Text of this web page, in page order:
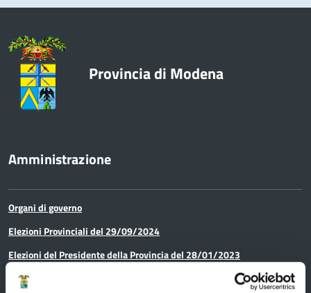
Provincia di Modena
Amministrazione
Organi di governo
Elezioni Provinciali del 29/09/2024
Elezioni del Presidente della Provincia del 28/01/2023
Elezioni provinciali – Archivio